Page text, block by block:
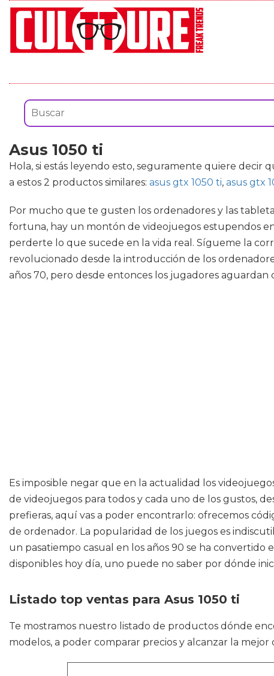
Asus 1050 ti
Hola, si estás leyendo esto, seguramente quiere decir
a estos 2 productos similares: asus gtx 1050 ti, asus gtx
Por mucho que te gusten los ordenadores y las
fortuna, hay un montón de videojuegos estupendos
perderte lo que sucede en la vida real. Sígueme la
revolucionado desde la introducción de los
años 70, pero desde entonces los jugadores
Es imposible negar que en la actualidad los
de videojuegos para todos y cada uno de los gustos,
prefieras, aquí vas a poder encontrarlo: ofrecemos
de ordenador. La popularidad de los juegos es
un pasatiempo casual en los años 90 se ha
disponibles hoy día, uno puede no saber por dónde
Listado top ventas para Asus 1050 ti
Te mostramos nuestro listado de productos dónde
modelos, a poder comparar precios y alcanzar la mejor